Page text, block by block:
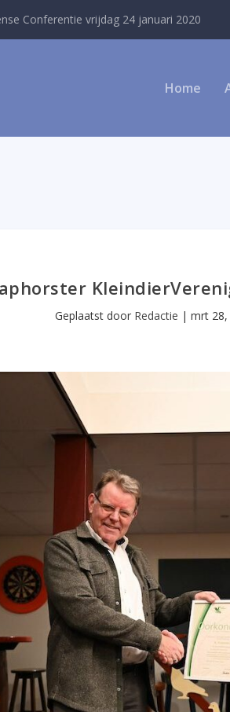
Conferentie vrijdag 24 januari 2020
Home
Geplaatst door Redactie |mrt 28,